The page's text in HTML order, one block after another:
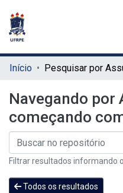
Início Pesquisar por
Navegando por
começando
Filtrar resultados informando
Todos os resultados